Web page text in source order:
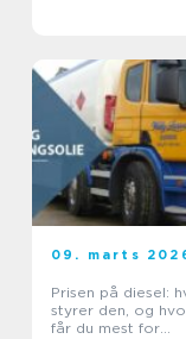
09. marts
Prisen på diesel:
styrer den, og
får du mest for